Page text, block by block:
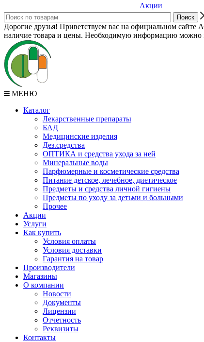
Акции
Дорогие друзья! Приветствуем вас на официальном сайте
наличие товара и цены. Необходимую информацию можно
МЕНЮ
Каталог
Лекарственные препараты
БАД
Медицинские изделия
Дез.средства
ОПТИКА и средства ухода за ней
Минеральные воды
Парфюмерные и косметические средства
Питание детское, лечебное, диетическое
Предметы и средства личной гигиены
Предметы по уходу за детьми и больными
Прочее
Акции
Услуги
Как купить
Условия оплаты
Условия доставки
Гарантия на товар
Производители
Магазины
О компании
Новости
Документы
Лицензии
Отчетность
Реквизиты
Контакты